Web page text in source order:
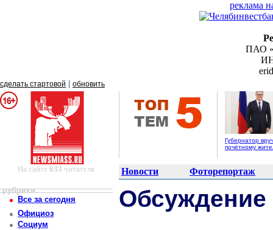
реклама
ПАО
сделать стартовой обновить
Губернатор
почётному
На сайте633 читателя Новости Фоторепортаж
рубрики
Все за сегодня
Официоз
Социум